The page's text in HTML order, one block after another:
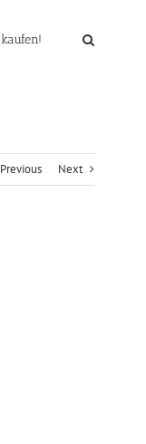
Previous Next